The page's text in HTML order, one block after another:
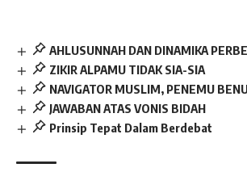
AHLUSUNNAH DAN DINAMIKA
ZIKIR ALPAMU TIDAK SIA-SIA
NAVIGATOR MUSLIM, PENEMU
JAWABAN ATAS VONIS BIDAH
Prinsip Tepat Dalam Berdebat